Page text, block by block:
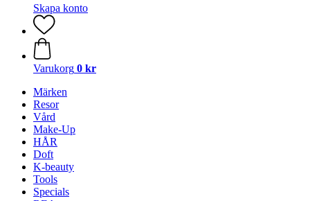
Skapa konto
Varukorg 0 kr
Märken
Resor
Vård
Make-Up
HÅR
Doft
K-beauty
Tools
Specials